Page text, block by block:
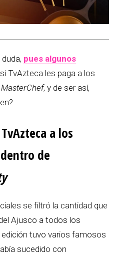
pues algunos
TvAzteca les paga a los
MasterChef, y de ser así,
a los
de
se filtró la cantidad que
Ajusco a todos los
tuvo varios famosos
sucedido con